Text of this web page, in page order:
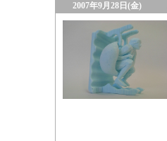
2007年9月28日(金)